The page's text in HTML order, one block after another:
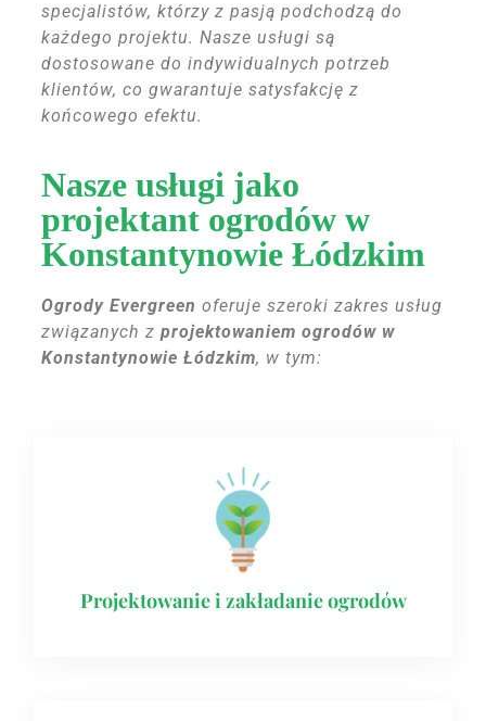
specjalistów, którzy z pasją podchodzą do
każdego projektu. Nasze usługi są
dostosowane do indywidualnych potrzeb
klientów, co gwarantuje satysfakcję z
końcowego efektu.
Nasze usługi jako
projektant ogrodów w
Konstantynowie Łódzkim
Ogrody Evergreen oferuje szeroki zakres usług
związanych zprojektowaniem ogrodów w
Konstantynowie Łódzkim, w tym:
Projektowanie i zakładanie ogrodów